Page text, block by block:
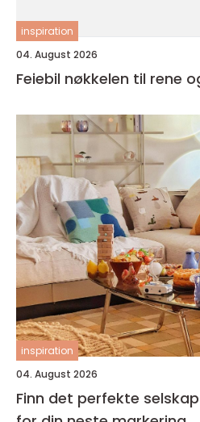
inspiration
04. August 2026
Feiebil nøkkelen til
inspiration
04. August 2026
Finn det perfekte